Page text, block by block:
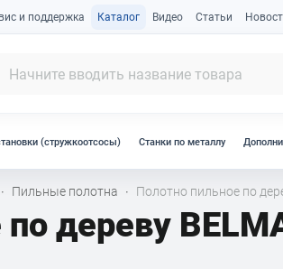
и поддержка Каталог Видео Статьи
(стружкоотсосы) Станки по металлу
· Пильные полотна · Полотно пильное по
дереву